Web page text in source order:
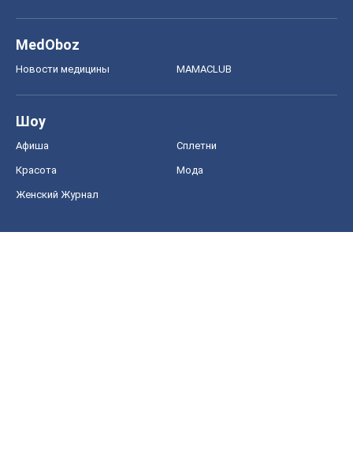
MedOboz
Новости медицины MAMACLUB
Шоу
Афиша Сплетни
Красота Мода
Женский Журнал